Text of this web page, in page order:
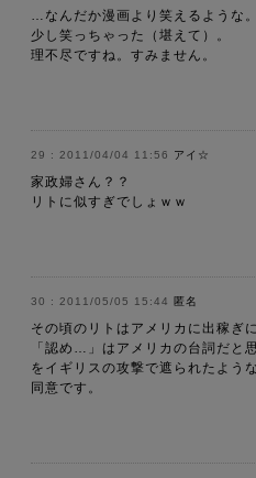
…なんだか漫画より笑えるような。
少し笑っちゃった（堪えて）。
理不尽ですね。すみません。
2011/04/04 11:56 アイ☆
家政婦さん？？
リトに似すぎでしょｗｗ
2011/05/05 15:44 匿名
その頃のリトはアメリカに出稼ぎ
「認め…」はアメリカの台詞だと
をイギリスの攻撃で遮られたよう
同意です。